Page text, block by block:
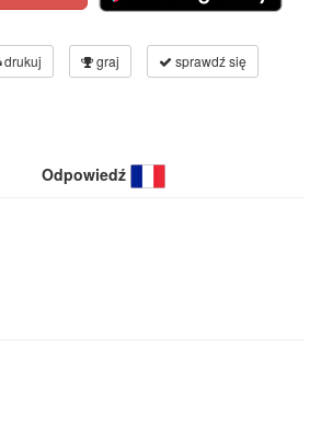
drukuj graj sprawdź się
Odpowiedź